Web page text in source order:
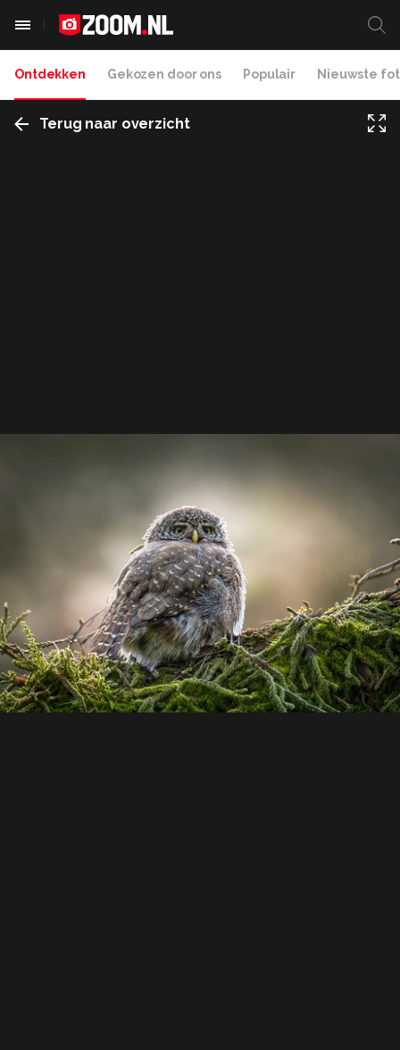
Ontdekken Gekozen door ons Populair Nieuwste
Terug naar overzicht